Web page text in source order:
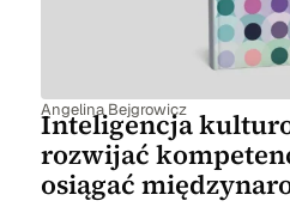
Angelina Bejgrowicz
Inteligencja
rozwijać
osiągać